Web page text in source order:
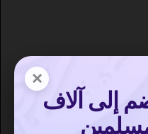
×
إلى آلاف